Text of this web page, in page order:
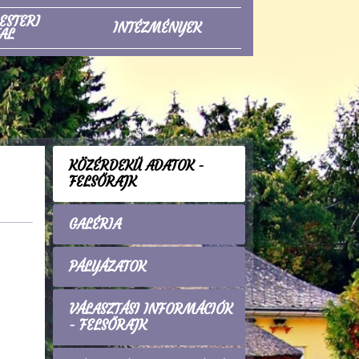
INTÉZMÉNYEK
KÖZÉRDEKŰ ADATOK -
FELSŐRAJK
GALÉRIA
PÁLYÁZATOK
VÁLASZTÁSI INFORMÁCIÓK
- FELSŐRAJK